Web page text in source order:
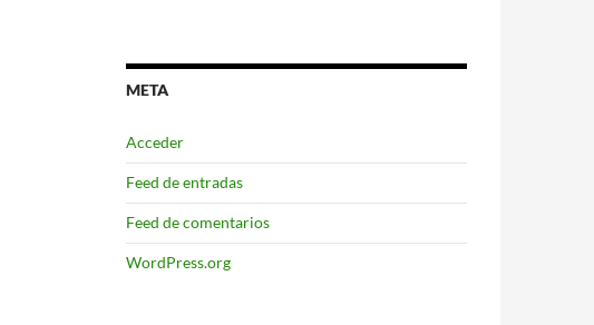
META
Acceder
Feed de entradas
Feed de comentarios
WordPress.org